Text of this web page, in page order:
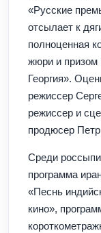
«Русские
отсылает к
полноценная
жюри и призом
Георгия».
режиссер
режиссер и
продюсер
Среди
программа
«Песнь
кино»,